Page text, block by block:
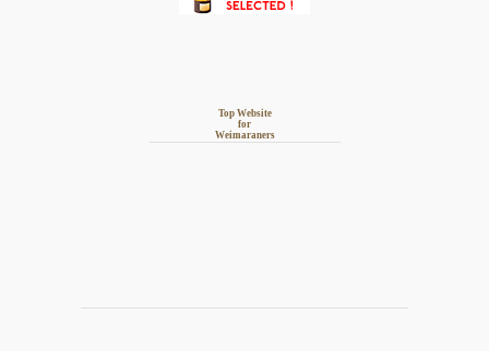
Top Website
for
Weimaraners